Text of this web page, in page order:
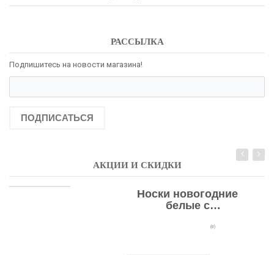
РАССЫЛКА
Подпишитесь на новости магазина!
ПОДПИСАТЬСЯ
АКЦИИ И СКИДКИ
Носки новогодние
белые с
оленями(0)